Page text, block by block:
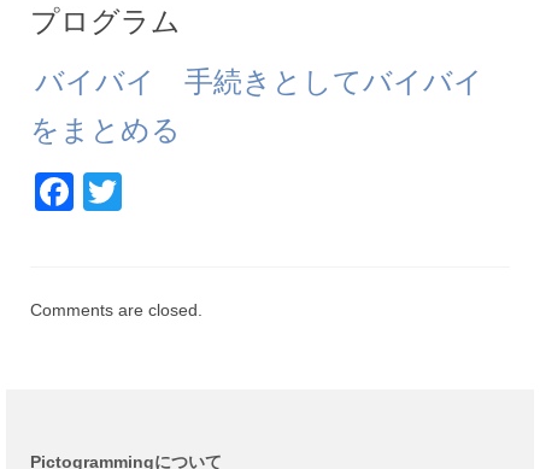
プログラム
バイバイ 手続きとしてバイバイ
をまとめる
Facebook
Comments are closed.
Pictogrammingについて